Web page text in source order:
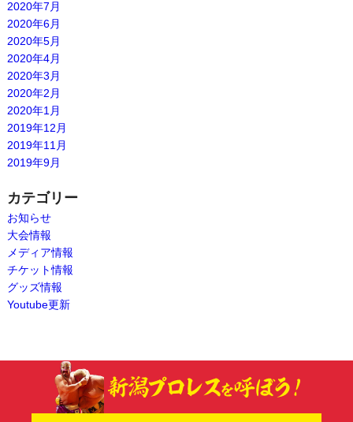
2020年7月
2020年6月
2020年5月
2020年4月
2020年3月
2020年2月
2020年1月
2019年12月
2019年11月
2019年9月
カテゴリー
お知らせ
大会情報
メディア情報
チケット情報
グッズ情報
Youtube更新